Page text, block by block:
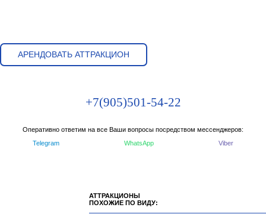
АРЕНДОВАТЬ АТТРАКЦИОН
+7(905)501-54-22
Оперативно ответим на все Ваши вопросы посредством мессенджеров:
Telegram
WhatsApp Viber
АТТРАКЦИОНЫ
ПОХОЖИЕ ПО ВИДУ: